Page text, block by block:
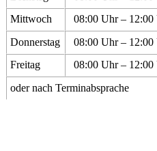
Mittwoch
08:00 Uhr – 12:00
Donnerstag
08:00 Uhr – 12:00
Freitag
08:00 Uhr – 12:00
oder nach Terminabsprache